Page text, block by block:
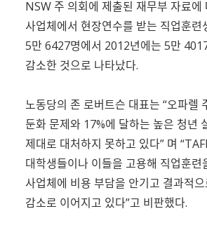
NSW 주 의회에 제출된 재무부 자료에
사업체에서 현장연수를 받는 직업훈련
5만 6427명에서 2012년에는 5만
감소한 것으로 나타났다.
노동당의 존 로버트슨 대표는 “오파렐
둔화 문제와 17%에 달하는 높은 청년
제대로 대처하지 못하고 있다” 며
대학생들이나 이들을 고용해 직업훈련
사업체에 비용 부담을 안기고 결과적
감소로 이어지고 있다”고 비판했다.